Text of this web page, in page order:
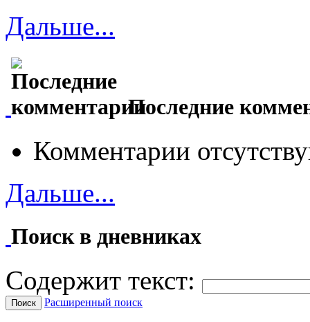
Дальше...
Последние
Комментарии
Дальше...
Поиск в дневниках
Содержит текст:
Расширенный поиск